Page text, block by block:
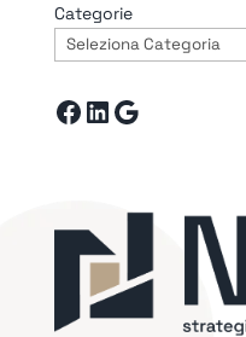
Categorie
Facebook
LinkedIn
Google